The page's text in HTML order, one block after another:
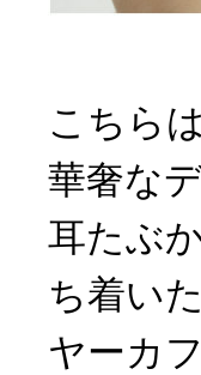
こちら
華奢な
耳たぶ
ち着い
ヤーカ